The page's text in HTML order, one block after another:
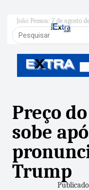
João Pessoa: 7 de agosto
Preço
sobe
Trump